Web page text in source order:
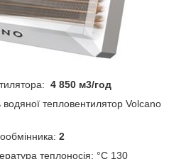
4 850 м3/год
водяної тепловентилятор Volcano
2
теплоносія: °C 130